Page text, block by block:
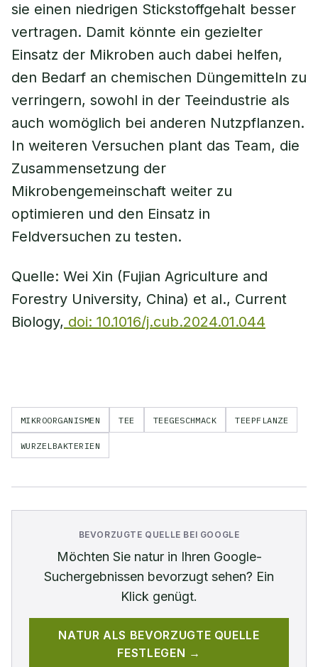
sie einen niedrigen Stickstoffgehalt besser
vertragen. Damit könnte ein gezielter
Einsatz der Mikroben auch dabei helfen,
den Bedarf an chemischen Düngemitteln zu
verringern, sowohl in der Teeindustrie als
auch womöglich bei anderen Nutzpflanzen.
In weiteren Versuchen plant das Team, die
Zusammensetzung der
Mikrobengemeinschaft weiter zu
optimieren und den Einsatz in
Feldversuchen zu testen.
Quelle: Wei Xin (Fujian Agriculture and
Forestry University, China) et al., Current
Biology, doi: 10.1016/j.cub.2024.01.044
MIKROORGANISMEN TEE TEEGESCHMACK TEEPFLANZE
WURZELBAKTERIEN
BEVORZUGTE QUELLE BEI GOOGLE
Möchten Sie naturin Ihren Google-
Suchergebnissen bevorzugt sehen? Ein
Klick genügt.
NATUR ALS BEVORZUGTE QUELLE
FESTLEGEN →